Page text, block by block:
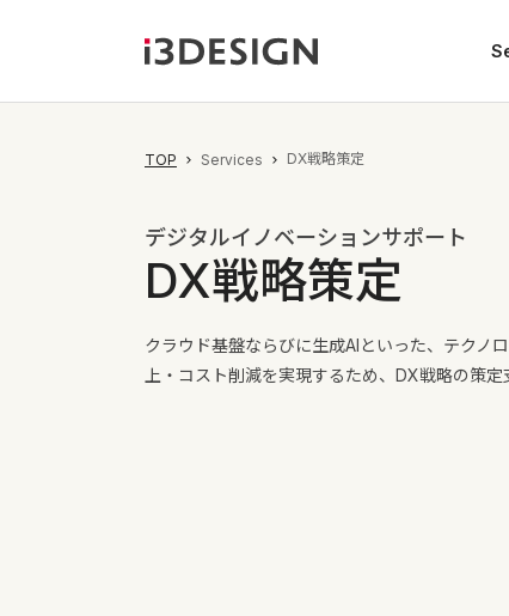
TOP Services DX戦略策定
デジタルイノベーションサポート
DX戦略策定
クラウド基盤ならびに生成AIといった、テクノ
上・コスト削減を実現するため、DX戦略の策定